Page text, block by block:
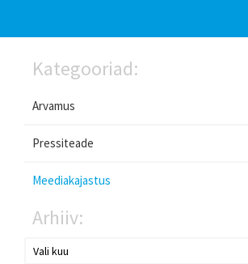
Kategooriad:
Arvamus
Pressiteade
Meediakajastus
Arhiiv: